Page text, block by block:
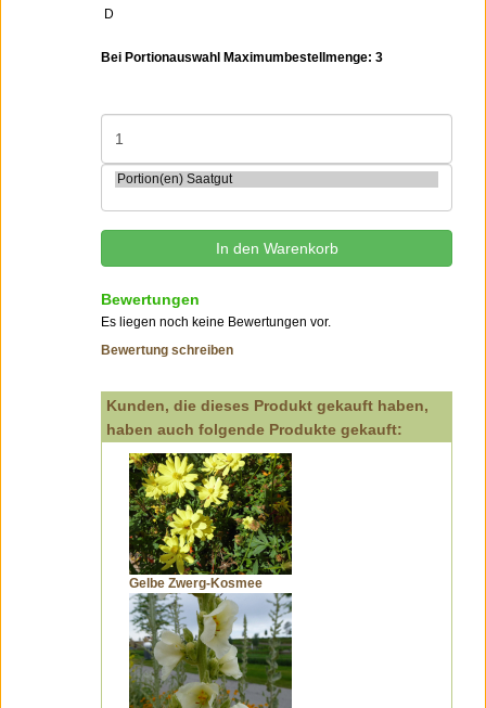
D
Bei Portionauswahl Maximumbestellmenge: 3
Bewertungen
Es liegen noch keine Bewertungen vor.
Bewertung schreiben
Kunden, die dieses Produkt gekauft haben,
haben auch folgende Produkte gekauft:
Gelbe Zwerg-Kosmee